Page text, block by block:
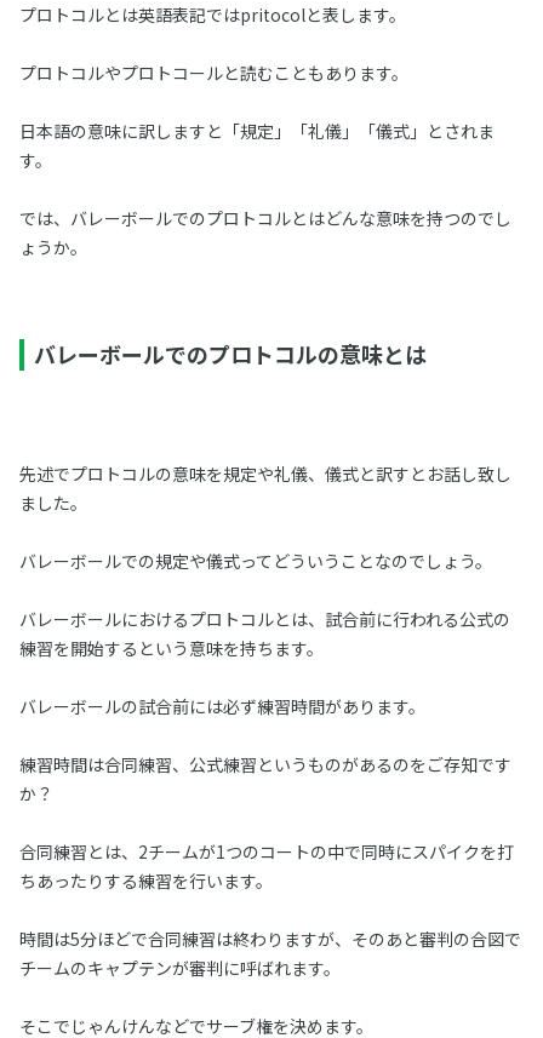
プロトコルとは英語表記ではpritocolと表します。
プロトコルやプロトコールと読むこともあります。
日本語の意味に訳しますと「規定」「礼儀」「儀式」とされま
す。
では、バレーボールでのプロトコルとはどんな意味を持つのでし
ょうか。
バレーボールでのプロトコルの意味とは
先述でプロトコルの意味を規定や礼儀、儀式と訳すとお話し致し
ました。
バレーボールでの規定や儀式ってどういうことなのでしょう。
バレーボールにおけるプロトコルとは、試合前に行われる公式の
練習を開始するという意味を持ちます。
バレーボールの試合前には必ず練習時間があります。
練習時間は合同練習、公式練習というものがあるのをご存知です
か？
合同練習とは、2チームが1つのコートの中で同時にスパイクを打
ちあったりする練習を行います。
時間は5分ほどで合同練習は終わりますが、そのあと審判の合図で
チームのキャプテンが審判に呼ばれます。
そこでじゃんけんなどでサーブ権を決めます。